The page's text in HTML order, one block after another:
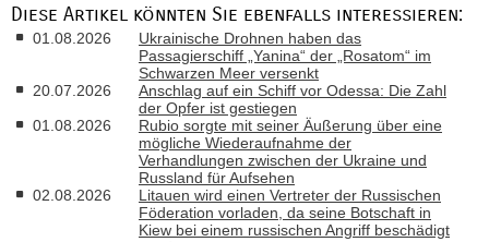
Diese Artikel könnten Sie ebenfalls interessieren:
01.08.2026
Ukrainische Drohnen haben das
Passagierschiff „Yanina“ der „Rosatom“ im
Schwarzen Meer versenkt
20.07.2026
Anschlag auf ein Schiff vor Odessa: Die Zahl
der Opfer ist gestiegen
01.08.2026
Rubio sorgte mit seiner Äußerung über eine
mögliche Wiederaufnahme der
Verhandlungen zwischen der Ukraine und
Russland für Aufsehen
02.08.2026
Litauen wird einen Vertreter der Russischen
Föderation vorladen, da seine Botschaft in
Kiew bei einem russischen Angriff beschädigt